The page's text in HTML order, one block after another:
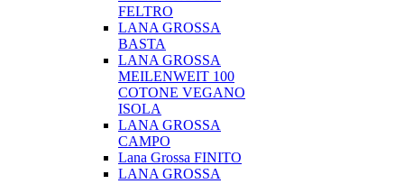
FELTRO
LANA GROSSA
BASTA
LANA GROSSA
MEILENWEIT 100
COTONE VEGANO
ISOLA
LANA GROSSA
CAMPO
Lana Grossa FINITO
LANA GROSSA